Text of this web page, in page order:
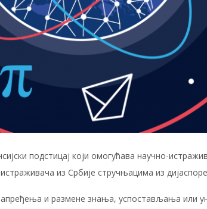
подстицај који омогућава научно-
из Србије стручњацима из
и размене знања, успостављања или